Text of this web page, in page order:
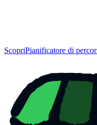
ScopriPianificatore di